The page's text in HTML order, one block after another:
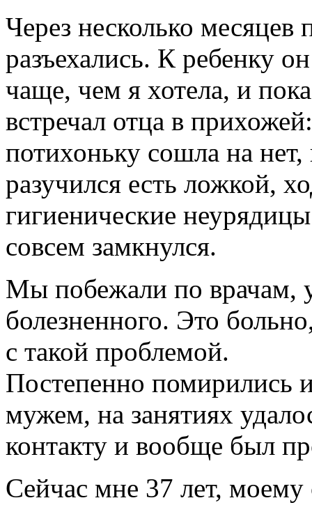
Через несколько
разъехались. К ребенку
чаще, чем я хотела, и
встречал отца в
потихоньку сошла на нет,
разучился есть ложкой,
гигиенические
совсем замкнулся.
Мы побежали по врачам,
болезненного. Это
с такой проблемой.
Постепенно помирились
мужем, на занятиях
контакту и вообще был
Сейчас мне 37 лет,